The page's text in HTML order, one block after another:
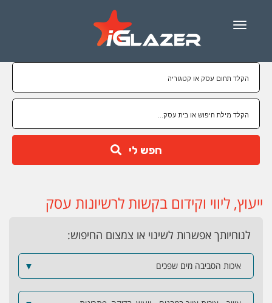
Menu
חפש לי
ייעוץ, ליווי וקידום בקשות לרשיונות עסק
לנוחיותך אפשרות לשינוי או צמצום החיפוש:
איכות הסביבה מים שפכים ▼